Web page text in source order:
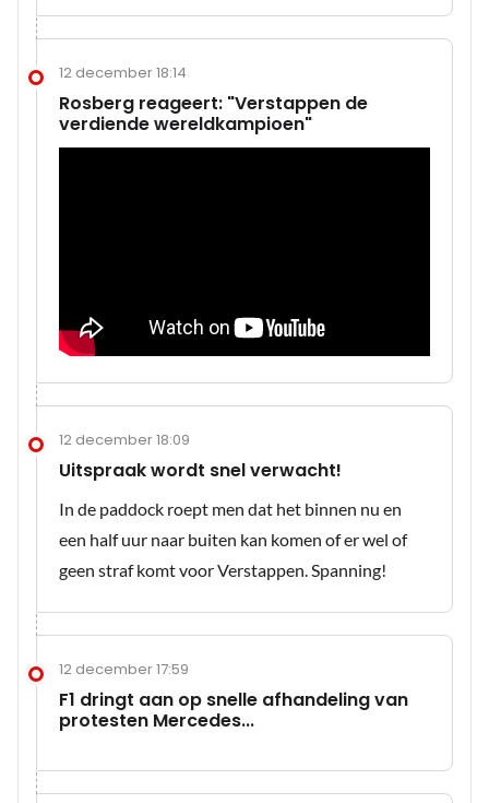
12 december 18:14
Rosberg reageert: "Verstappen de
verdiende wereldkampioen"
12 december 18:09
Uitspraak wordt snel verwacht!
In de paddock roept men dat het binnen nu en
een half uur naar buiten kan komen of er wel of
geen straf komt voor Verstappen. Spanning!
12 december 17:59
F1 dringt aan op snelle afhandeling van
protesten Mercedes...